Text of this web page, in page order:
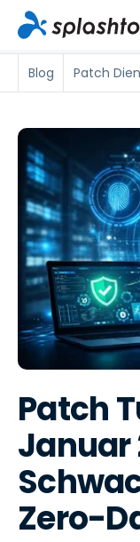
Blog Patch
Patch
Januar
Zero-